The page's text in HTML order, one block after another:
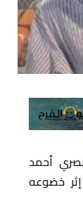
أحمد
خضوعه